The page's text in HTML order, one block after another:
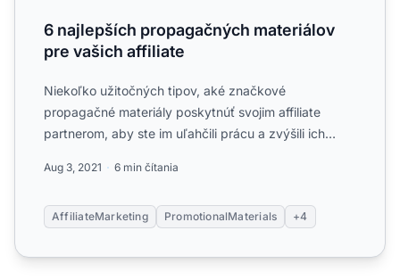
6 najlepších propagačných materiálov
pre vašich affiliate
Niekoľko užitočných tipov, aké značkové
propagačné materiály poskytnúť svojim affiliate
partnerom, aby ste im uľahčili prácu a zvýšili ich
Aug 3, 2021 6 min čítania
AffiliateMarketing PromotionalMaterials +4